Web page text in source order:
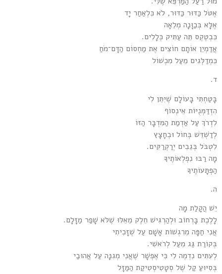
אֶטֹּל כַּדּוּר כַּדּוּר, לֹא כִּלְאַחַר יָד
אֶלָּא בְּכַוָּנָה מְלֵאָה
כִּבְטֶקֶס תֵּה עַתִּיק כְּלָלִים.
אֲדַמְיֵן אוֹתָם חוֹצִים אֶת מַחְסוֹם הַדָּם־מֹחַ
כִּמְדַלְּגִים מֵעַל מִכְשׁוֹל
ד.
בָּטַחְתִּי בָּעוֹלָם שֶׁיִּתֵּן לִי
הִזְדַּמְּנֻיּוֹת אֵינְסוֹף
לִדְרֹךְ עַל אַדְמַת הַמִּדְבָּר הַזּוֹ
לְדַשְׁדֵּשׁ בְּחוֹל וּבְחָצָץ
לִטְבֹּל בְּגֵבִים יְרַקְרַקִּים.
מָה רַבּוּ נִפְלְאוֹתֶיךָ
הַפְתָּעוֹתֶיךָ
ה.
יֵשׁ הֲקָלַת מָה
לָלֶכֶת בָּרְחוֹב וּלְהַרְגִּישׁ חֵלֶק מֵאֵלּוּ שֶׁלֹּא שָׁפַר מַזָּלָם.
אֲנִי חַפָּה מֵרִגְשׁוֹת אָשָׁם עַל שֶׁזָּכִיתִי
בְּקוֹרַת גַּג מֵעַל לְרֹאשִׁי.
לְעִתִּים נִדְמֶה לִי כִּי אֶפְשָׁר שֶׁאֲנִי מְגִנָּה עַל אֲהוּבַי
בְּסִיּוּעַ קַל שֶׁל סְטָטִיסְטִיקַת הַמַּזָּל